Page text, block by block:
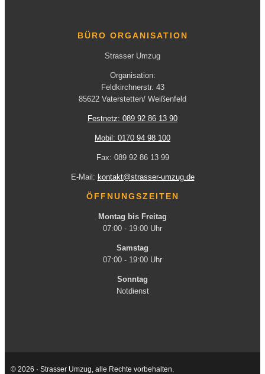
BÜRO ORGANISATION
Strasser Umzug
Organisation:
Feldkirchnerstr. 43
85622 Vaterstetten/ Weißenfeld
Festnetz: 089 92 86 13 90
Mobil: 0170 94 98 100
Fax: 089 92 86 13 99
E-Mail: kontakt@strasser-umzug.de
ÖFFNUNGSZEITEN
Montag bis Freitag
07:00 - 19:00 Uhr
Samstag
07:00 - 19:00 Uhr
Sonntag
Notdienst
© 2026 · Strasser Umzug, alle Rechte vorbehalten.